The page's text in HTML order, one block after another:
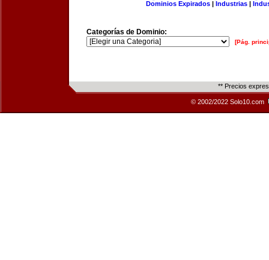
Dominios Expirados | Industrias |
Categorías de Dominio:
[Pág.
** Precios
© 2002/2022 Solo10.com